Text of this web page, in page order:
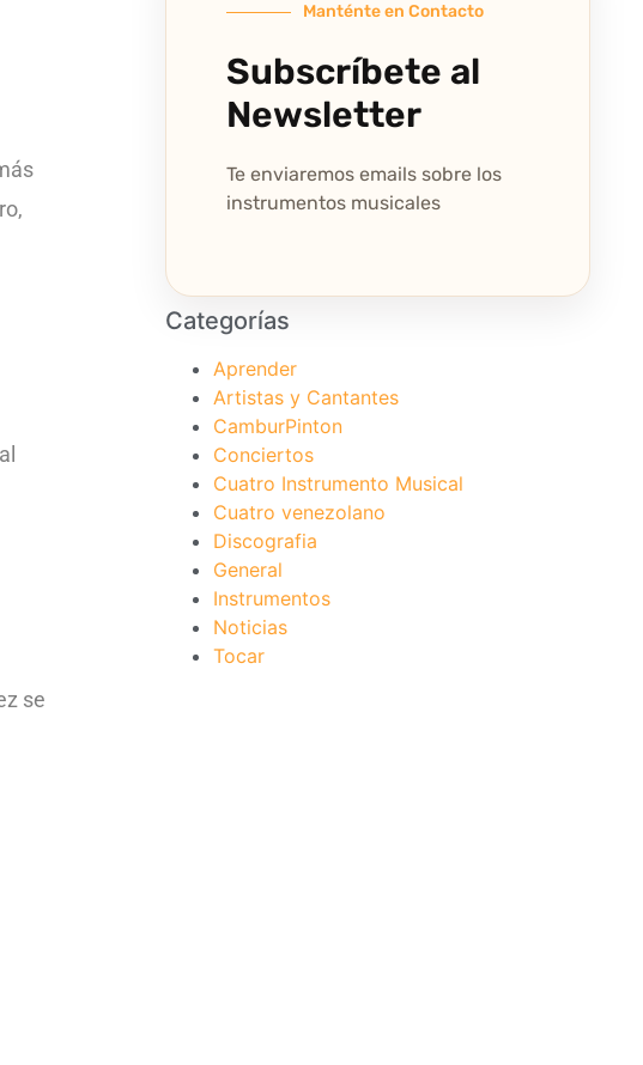
se
Manténte en Contacto
Subscríbete al
Newsletter
Te enviaremos emails sobre los
instrumentos musicales
Categorías
Aprender
Artistas y Cantantes
CamburPinton
Conciertos
Cuatro Instrumento Musical
Cuatro venezolano
Discografia
General
Instrumentos
Noticias
Tocar